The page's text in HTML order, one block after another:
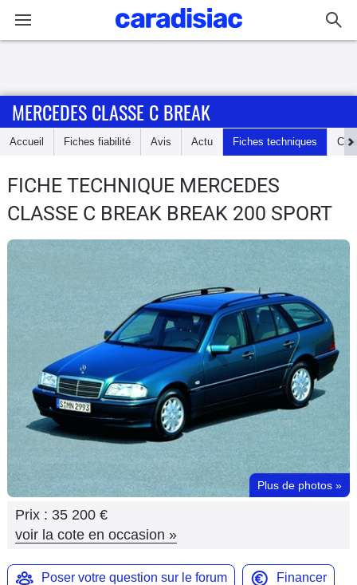
Accueil
Essais
Guide
d'achat
Electriques
Flottes
Auto
Services
Forum
Moto
Marques
MERCEDES CLASSE C BREAK
Accueil Fiches fiabilité Avis Actu Fiches techniques
FICHE TECHNIQUE MERCEDES
CLASSE C BREAK BREAK 200 SPORT
Plus de photos »
Prix : 35 200 €
voir la cote en occasion »
Poser votre question sur le forum Financer